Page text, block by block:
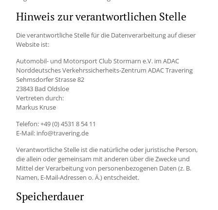
Hinweis zur verantwortlichen Stelle
Die verantwortliche Stelle für die Datenverarbeitung auf dieser
Website ist:
Automobil- und Motorsport Club Stormarn e.V. im ADAC
Norddeutsches Verkehrssicherheits-Zentrum ADAC Travering
Sehmsdorfer Strasse 82
23843 Bad Oldsloe
Vertreten durch:
Markus Kruse
Telefon: +49 (0) 4531 8 54 11
E-Mail: info@travering.de
Verantwortliche Stelle ist die natürliche oder juristische Person,
die allein oder gemeinsam mit anderen über die Zwecke und
Mittel der Verarbeitung von personenbezogenen Daten (z. B.
Namen, E-Mail-Adressen o. Ä.) entscheidet.
Speicherdauer